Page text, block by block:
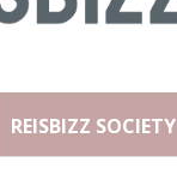
REISBIZZ SOCIETY